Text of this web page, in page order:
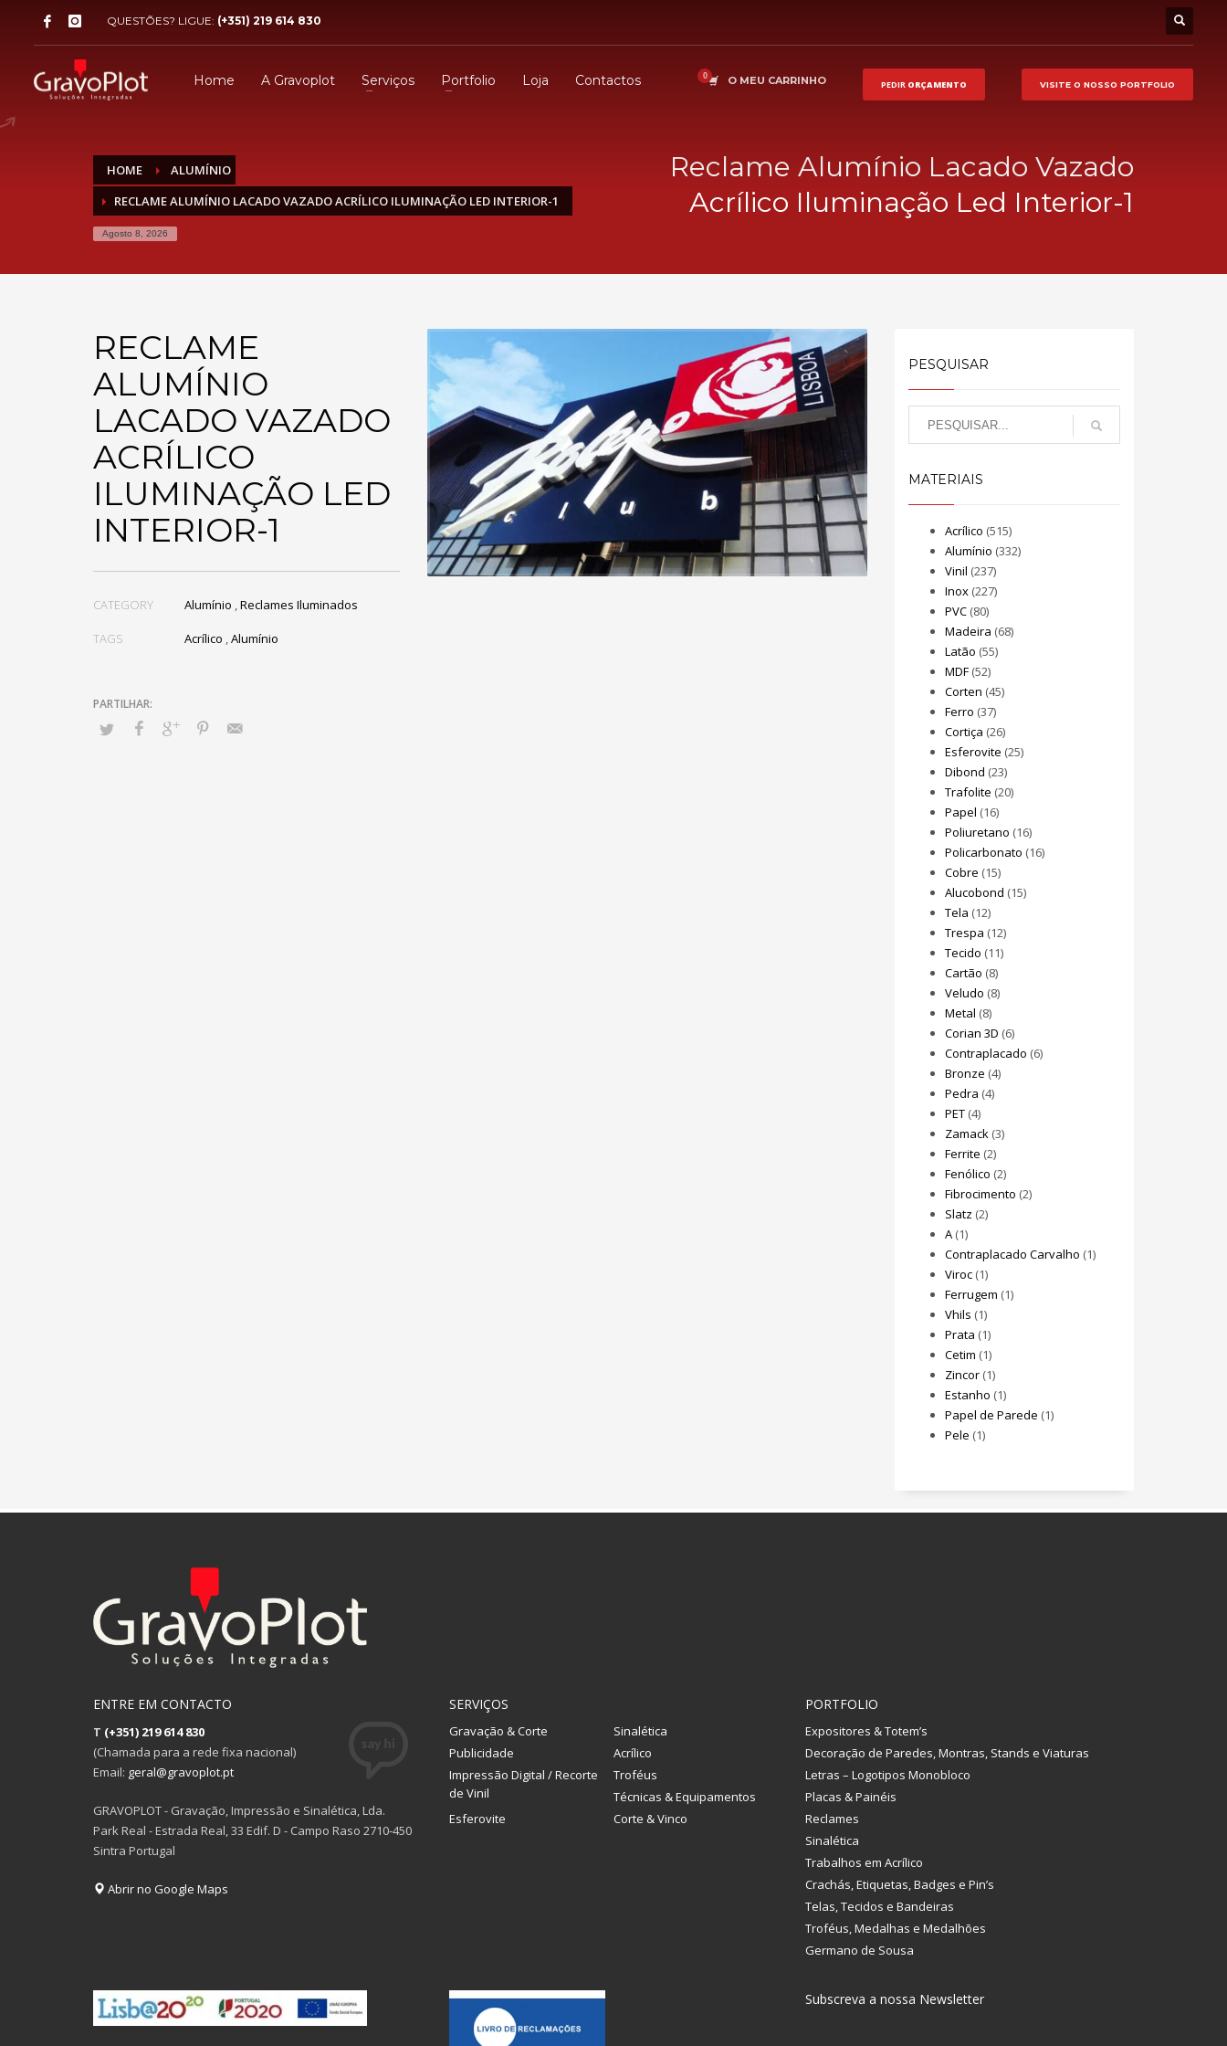
QUESTÕES? LIGUE: (+351) 219 614 830
Home A Gravoplot Serviços Portfolio Loja Contactos O MEU CARRINHO PEDIR ORÇAMENTO VISITE O NOSSO PORTFOLIO
HOME
ALUMÍNIO
RECLAME ALUMÍNIO LACADO VAZADO ACRÍLICO ILUMINAÇÃO LED INTERIOR-1
Agosto 8, 2026
Reclame Alumínio Lacado Vazado
Acrílico Iluminação Led Interior-1
RECLAME
ALUMÍNIO
LACADO VAZADO
ACRÍLICO
ILUMINAÇÃO LED
INTERIOR-1
CATEGORY Alumínio ,Reclames Iluminados
TAGS Acrílico ,Alumínio
PESQUISAR
MATERIAIS
Acrílico (515)
Alumínio (332)
Vinil (237)
Inox(227)
PVC(80)
Madeira (68)
Latão (55)
MDF(52)
Corten (45)
Ferro (37)
Cortiça (26)
Esferovite (25)
Dibond (23)
Trafolite (20)
Papel (16)
Poliuretano (16)
Policarbonato (16)
Cobre (15)
Alucobond (15)
Tela (12)
Trespa (12)
Tecido (11)
Cartão (8)
Veludo (8)
Metal (8)
Corian 3D (6)
Contraplacado (6)
Bronze (4)
Pedra (4)
PET(4)
Zamack(3)
Ferrite (2)
Fenólico (2)
Fibrocimento (2)
Slatz (2)
A(1)
Contraplacado Carvalho (1)
Viroc(1)
Ferrugem (1)
Vhils (1)
Prata (1)
Cetim (1)
Zincor(1)
Estanho (1)
Papel de Parede (1)
Pele (1)
ENTRE EM CONTACTO
T (+351) 219 614 830
(Chamada para a rede fixa nacional)
Email: geral@gravoplot.pt
GRAVOPLOT - Gravação, Impressão e Sinalética, Lda.
Park Real - Estrada Real, 33 Edif. D - Campo Raso 2710-450
Sintra Portugal
Abrir no Google Maps
SERVIÇOS
Gravação & Corte
Sinalética
Publicidade
Acrílico
Impressão Digital / Recorte
de Vinil
Troféus
Técnicas & Equipamentos
Esferovite
Corte & Vinco
PORTFOLIO
Expositores & Totem’s
Decoração de Paredes, Montras, Stands e Viaturas
Letras – Logotipos Monobloco
Placas & Painéis
Reclames
Sinalética
Trabalhos em Acrílico
Crachás, Etiquetas, Badges e Pin’s
Telas, Tecidos e Bandeiras
Troféus, Medalhas e Medalhões
Germano de Sousa
Subscreva a nossa Newsletter